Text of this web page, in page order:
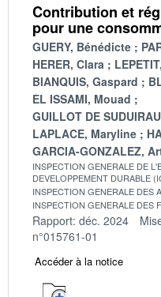
Contribution et
pour une
GUERY, Bénédicte
HERER, Clara
BIANQUIS, Gaspard
EL ISSAMI, Mouad
GUILLOT DE
LAPLACE, Maryline
GARCIA-GONZALEZ,
INSPECTION GENERALE DE
DEVELOPPEMENT DURABLE
INSPECTION GENERALE DES
INSPECTION GENERALE DES
Rapport: déc. 2024
n°015761-01
Accéder à la notice